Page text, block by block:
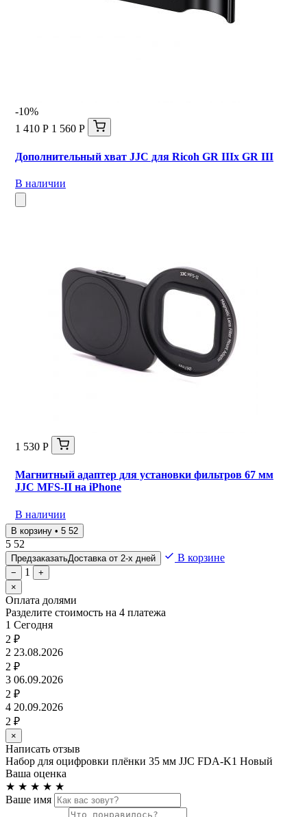
-10%
1 410 Р 1 560 Р
Дополнительный хват JJC для Ricoh GR IIIx GR III
В наличии
1 530 Р
Магнитный адаптер для установки фильтров 67 мм
JJC MFS-II на iPhone
В наличии
В корзину • 5 52
5 52
ПредзаказатьДоставка от 2-х дней В корзине
− 1
+
×
Оплата долями
Разделите стоимость на 4 платежа
1 Сегодня
2 ₽
2 23.08.2026
2 ₽
3 06.09.2026
2 ₽
4 20.09.2026
2 ₽
×
Написать отзыв
Набор для оцифровки плёнки 35 мм JJC FDA-K1 Новый
Ваша оценка
★ ★ ★ ★ ★
Ваше имя